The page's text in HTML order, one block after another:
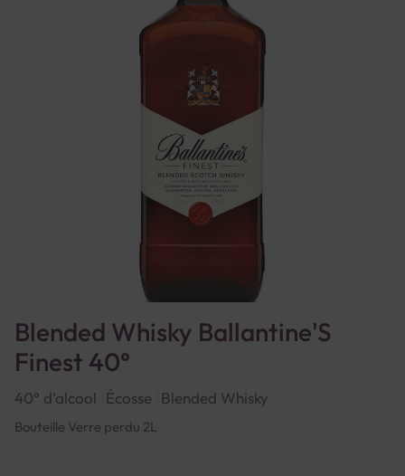
Blended Whisky Ballantine'S
Finest 40°
40° d'alcool Écosse Blended Whisky
Bouteille Verre perdu 2L